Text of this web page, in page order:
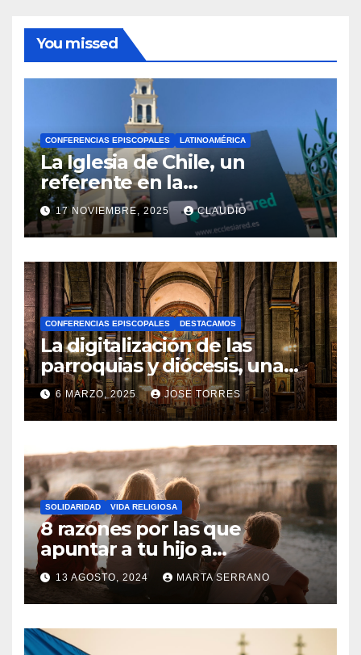
You missed
CONFERENCIAS EPISCOPALES LATINOAMÉRICA
La Iglesia de Chile, un
referente en la
transformación digital
gracias a Ecclesiared
17 NOVIEMBRE, 2025 CLAUDIO
N
O
H
A
Y
C
O
M
N
T
A
R
I
O
S
CONFERENCIAS EPISCOPALES DESTACAMOS
La digitalización de las
parroquias y diócesis, una
realidad ya para el futuro de
la Iglesia
6 MARZO, 2025 JOSE TORRES
N
O
H
A
Y
SOLIDARIDAD VIDA RELIGIOSA
8 razones por las que
apuntar a tu hijo a
Catequesis
13 AGOSTO, 2024 MARTA SERRANO
N
O